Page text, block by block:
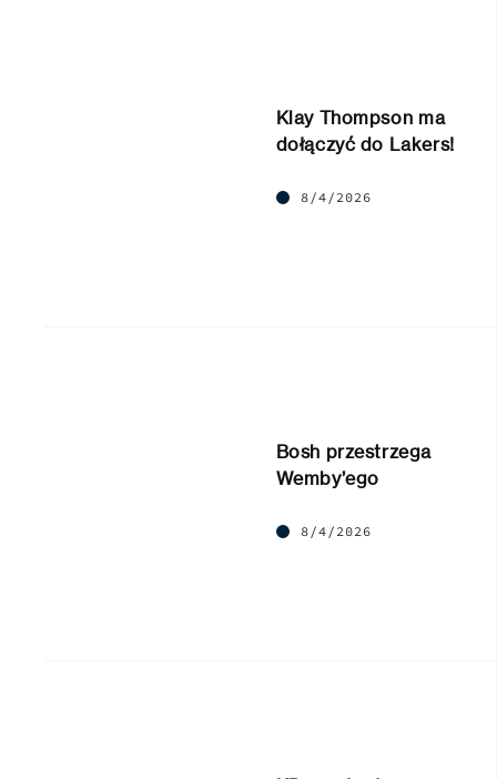
Klay Thompson ma
dołączyć do Lakers!
8/4/2026
Bosh przestrzega
Wemby’ego
8/4/2026